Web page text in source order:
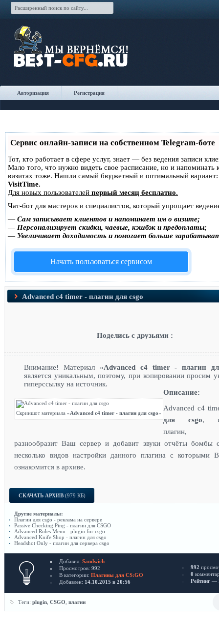
Авторизация Регистрация
Сервис онлайн-записи на собственном Telegram-боте
Тот, кто работает в сфере услуг, знает — без ведения записи
Мало того, что нужно видеть свое расписание, но и напоминать
визитах тоже. Нашли самый бюджетный и оптимальный
VisitTime.
Для новых пользователей первый месяц бесплатно.
Чат-бот для мастеров и специалистов, который упрощает
— Сам записывает клиентов и напоминает им о визите;
— Персонализирует скидки, чаевые, кэшбэк и предоплаты;
— Увеличивает доходимость и помогает больше
Начать пользоваться сервисом
Advanced c4 timer - плагин для csgo
Поделись с друзьями :
Внимание! Материал «Advanced c4 timer - плагин
является уникальным, поэтому, при копировании просим
гиперссылку на источник.
Скриншот материала «Advanced c4 timer - плагин для csgo»
Описание:
Advanced c4
для csgo,
плагин,
разнообразит Ваш сервер и добавит звуки отчёты бомбы
несколько видов настройки данного плагина с которыми
ознакомится в архиве.
СКАЧАТЬ АРХИВ(979 КБ)
Другие материалы:
Плагин для csgo - реклама на сервере
Passive Checking Ping - плагин для CSGO
Advanced Rules Menu - plugin for csgo
Advanced Knife Shop - плагин для csgo
Headshot Only - плагин для сервера csgo
Добавил: Sandwich
Просмотров: 992
В категории: Плагины для CS:GO
Добавлен: 14.10.2015 в 20:56
992
0
Рейтинг —
Теги: plugin CSGO плагин